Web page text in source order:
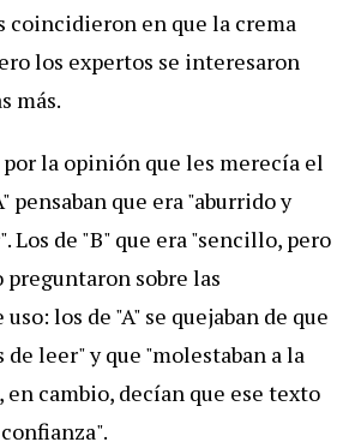
coincidieron en que la crema
los expertos se interesaron
más.
la opinión que les merecía el
pensaban que era "aburrido y
Los de "B" que era "sencillo, pero
preguntaron sobre las
los de "A" se quejaban de que
leer" y que "molestaban a la
en cambio, decían que ese texto